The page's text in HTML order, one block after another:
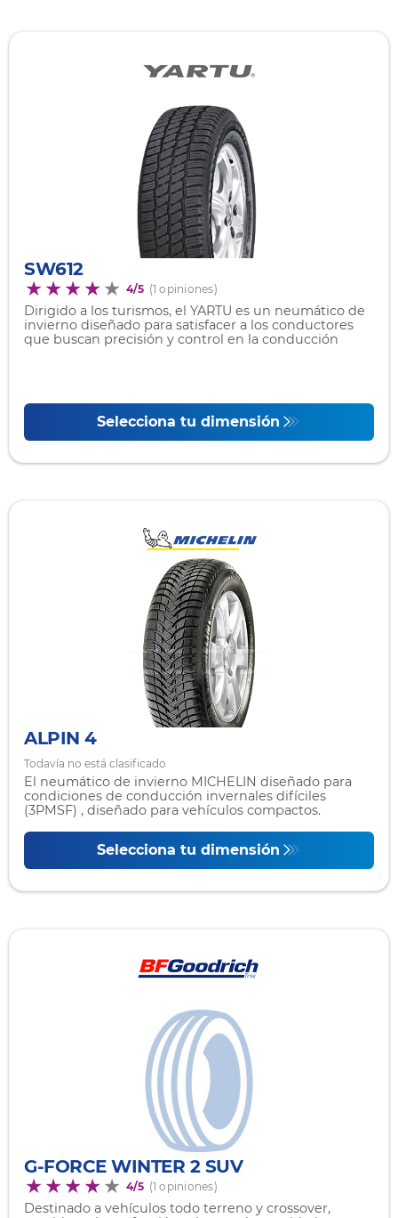
SW612
4/5 (1 opiniones)
Dirigido a los turismos, el YARTU es un neumático de
invierno diseñado para satisfacer a los conductores
que buscan precisión y control en la conducción
Selecciona tu dimensión
ALPIN 4
Todavía no está clasificado
El neumático de invierno MICHELIN diseñado para
condiciones de conducción invernales difíciles
(3PMSF) , diseñado para vehículos compactos.
Selecciona tu dimensión
G-FORCE WINTER 2 SUV
4/5 (1 opiniones)
Destinado a vehículos todo terreno y crossover,